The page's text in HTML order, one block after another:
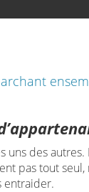
uns des
pas tout
entraider.